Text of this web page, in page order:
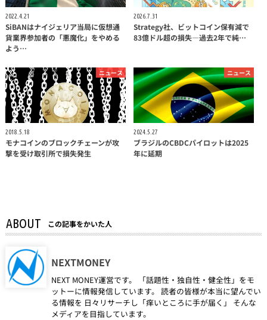
2022.4.21
SiBANはナイジェリア当局に仮想通
貨業界参加者の「悪魔化」をやめる
よう…
2026.7.31
Strategy社、ビットコイン保有減で
83億ドル超の損失—過去2年で純…
ニュース
2018.5.18
モナコインのブロックチェーンが攻
撃を受け取引所で損失発生
ニュース
2024.5.27
ブラジルのCBDCパイロットは2025
年に延期
ABOUT この記事をかいた人
NEXTMONEY
NEXT MONEY運営です。 「話題性・独自性・健全性」をモ
ットーに情報発信しています。 読者の皆様が本当に望んでい
る情報を 日々リサーチし「痒いところに手が届く」 そんな
メディアを目指しています。